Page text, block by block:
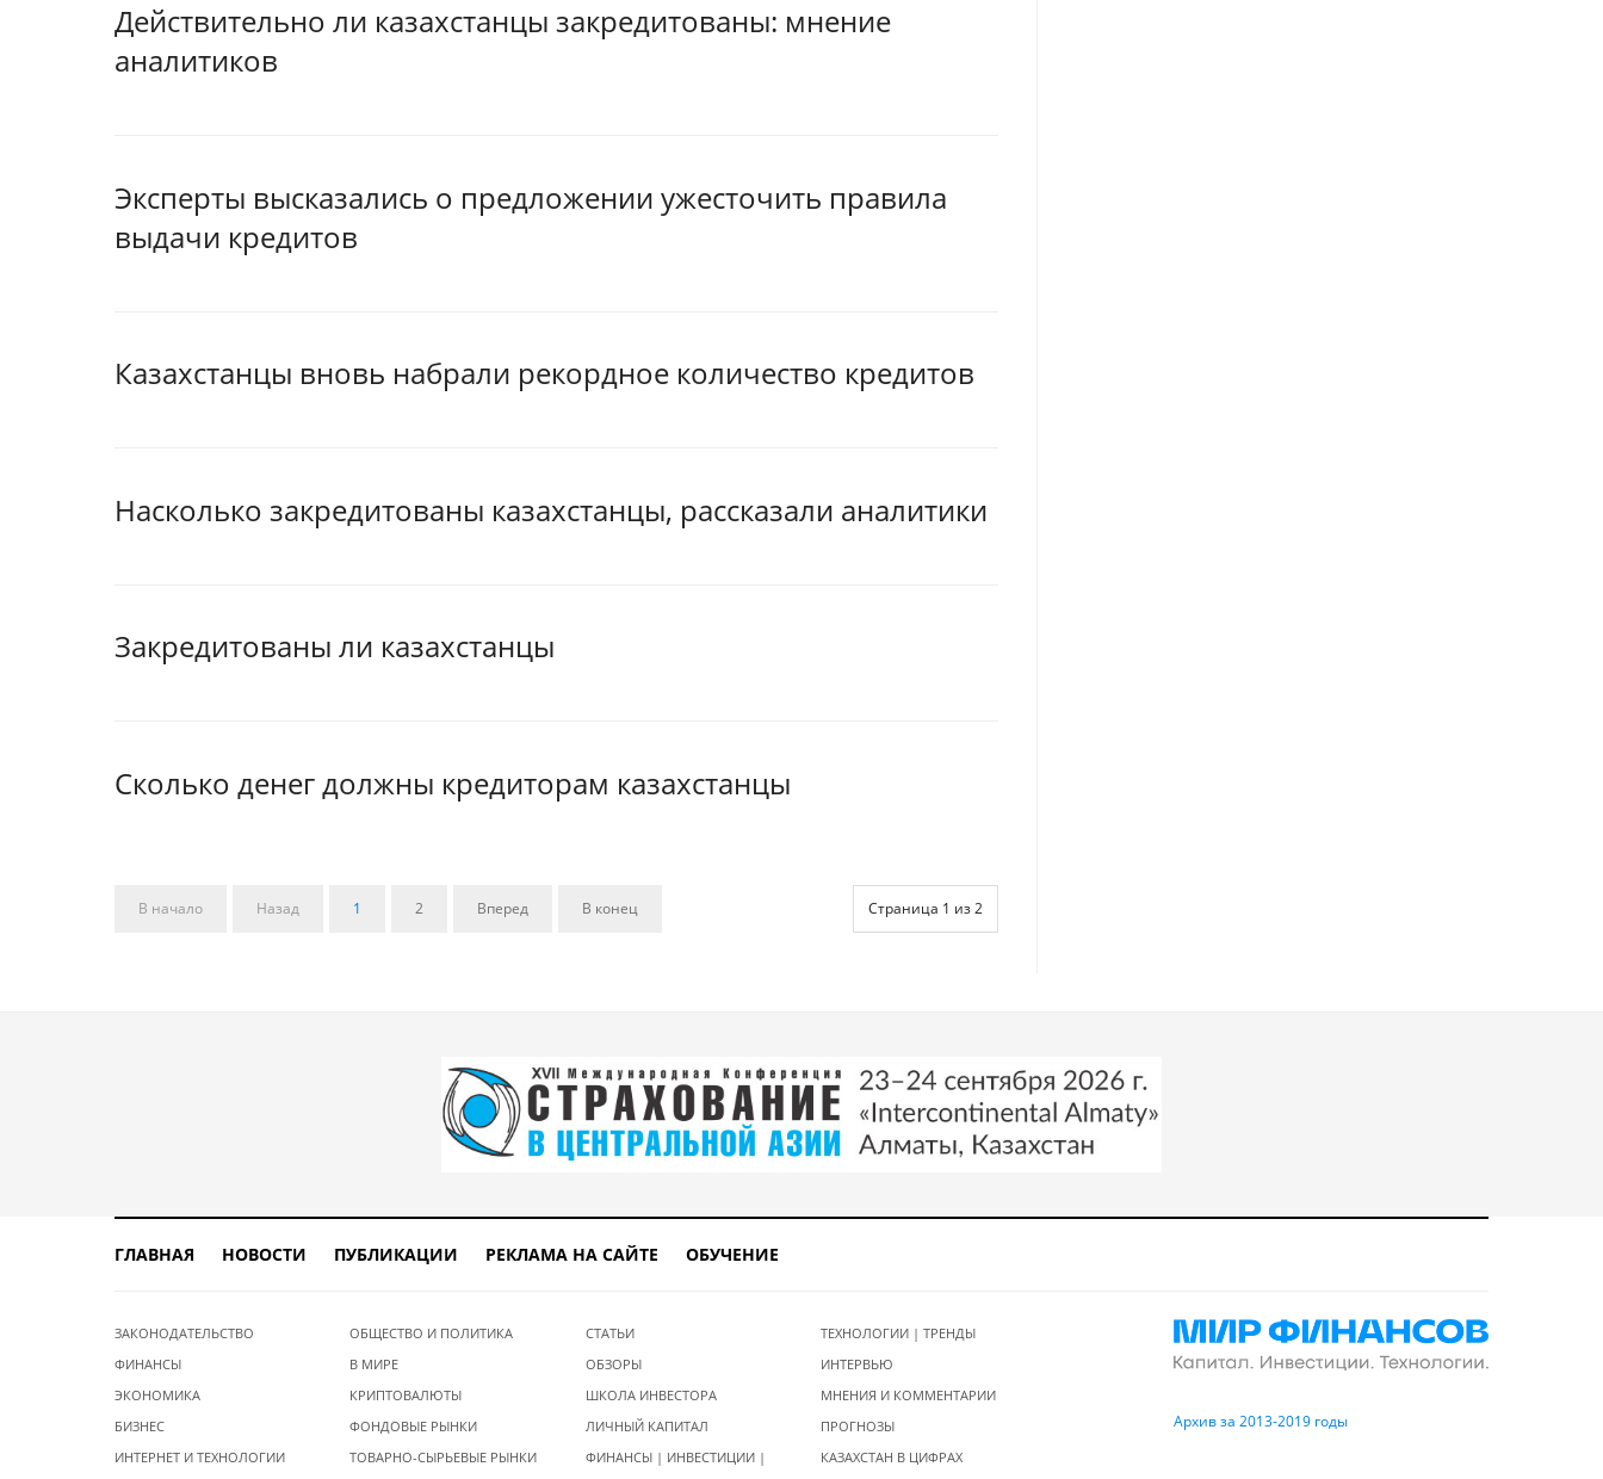
Действительно ли казахстанцы закредитованы: мнение
аналитиков
Эксперты высказались о предложении ужесточить правила
выдачи кредитов
Казахстанцы вновь набрали рекордное количество кредитов
Насколько закредитованы казахстанцы, рассказали аналитики
Закредитованы ли казахстанцы
Сколько денег должны кредиторам казахстанцы
Страница 1 из 2
В начало Назад 1 2 Вперед В конец
ГЛАВНАЯ НОВОСТИ ПУБЛИКАЦИИ РЕКЛАМА НА САЙТЕ ОБУЧЕНИЕ
ЗАКОНОДАТЕЛЬСТВО
ФИНАНСЫ
ЭКОНОМИКА
БИЗНЕС
ИНТЕРНЕТ И ТЕХНОЛОГИИ
ОБЩЕСТВО И ПОЛИТИКА
В МИРЕ
КРИПТОВАЛЮТЫ
ФОНДОВЫЕ РЫНКИ
ТОВАРНО-СЫРЬЕВЫЕ РЫНКИ
СТАТЬИ
ОБЗОРЫ
ШКОЛА ИНВЕСТОРА
ЛИЧНЫЙ КАПИТАЛ
ФИНАНСЫ | ИНВЕСТИЦИИ |
ТЕХНОЛОГИИ | ТРЕНДЫ
ИНТЕРВЬЮ
МНЕНИЯ И КОММЕНТАРИИ
ПРОГНОЗЫ
КАЗАХСТАН В ЦИФРАХ
Архив за 2013-2019 годы